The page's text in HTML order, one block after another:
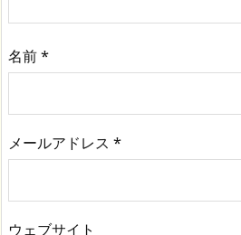
名前*
メールアドレス *
ウェブサイト